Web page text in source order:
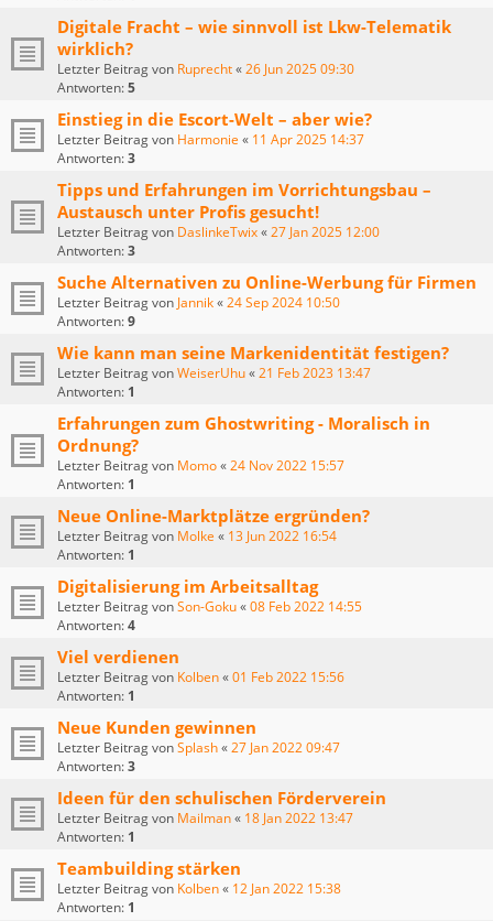
Digitale Fracht – wie sinnvoll ist Lkw-Telematik
wirklich?
Letzter Beitrag von Ruprecht«26 Jun 2025 09:30
Antworten:5
Einstieg in die Escort-Welt – aber wie?
Letzter Beitrag von Harmonie « 11 Apr 2025 14:37
Antworten:3
Tipps und Erfahrungen im Vorrichtungsbau –
Austausch unter Profis gesucht!
Letzter Beitrag von DaslinkeTwix«27 Jan 2025 12:00
Antworten:3
Suche Alternativen zu Online-Werbung für Firmen
Letzter Beitrag von Jannik«24 Sep 2024 10:50
Antworten:9
Wie kann man seine Markenidentität festigen?
Letzter Beitrag vonWeiserUhu«21 Feb 2023 13:47
Antworten: 1
Erfahrungen zum Ghostwriting - Moralisch in
Ordnung?
Letzter Beitrag von Momo«24 Nov 2022 15:57
Antworten: 1
Neue Online-Marktplätze ergründen?
Letzter Beitrag von Molke « 13 Jun 2022 16:54
Antworten: 1
Digitalisierung im Arbeitsalltag
Letzter Beitrag vonSon-Goku«08 Feb 2022 14:55
Antworten:4
Viel verdienen
Letzter Beitrag von Kolben«01 Feb 2022 15:56
Antworten: 1
Neue Kunden gewinnen
Letzter Beitrag vonSplash«27 Jan 2022 09:47
Antworten:3
Ideen für den schulischen Förderverein
Letzter Beitrag von Mailman« 18 Jan 2022 13:47
Antworten: 1
Teambuilding stärken
Letzter Beitrag von Kolben« 12 Jan 2022 15:38
Antworten: 1